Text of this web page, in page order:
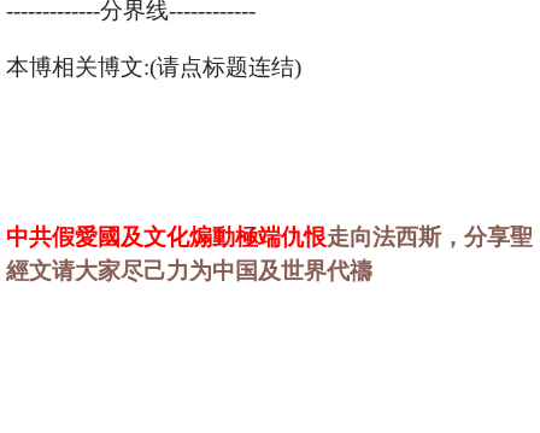
-------------分界线------------
本博相关博文:(请点标题连结)
中共假愛國及文化煽動極端仇恨走向法西斯，分享聖
經文请大家尽己力为中国及世界代禱